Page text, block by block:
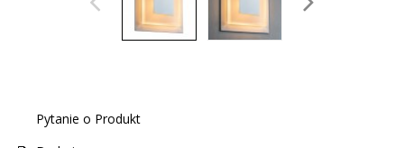
Pytanie o Produkt